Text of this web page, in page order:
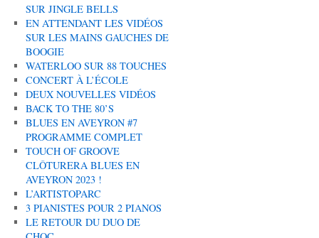
SUR JINGLE BELLS
EN ATTENDANT LES VIDÉOS
SUR LES MAINS GAUCHES DE
BOOGIE
WATERLOO SUR 88 TOUCHES
CONCERT À L’ÉCOLE
DEUX NOUVELLES VIDÉOS
BACK TO THE 80’S
BLUES EN AVEYRON #7
PROGRAMME COMPLET
TOUCH OF GROOVE
CLÔTURERA BLUES EN
AVEYRON 2023 !
L’ARTISTOPARC
3 PIANISTES POUR 2 PIANOS
LE RETOUR DU DUO DE